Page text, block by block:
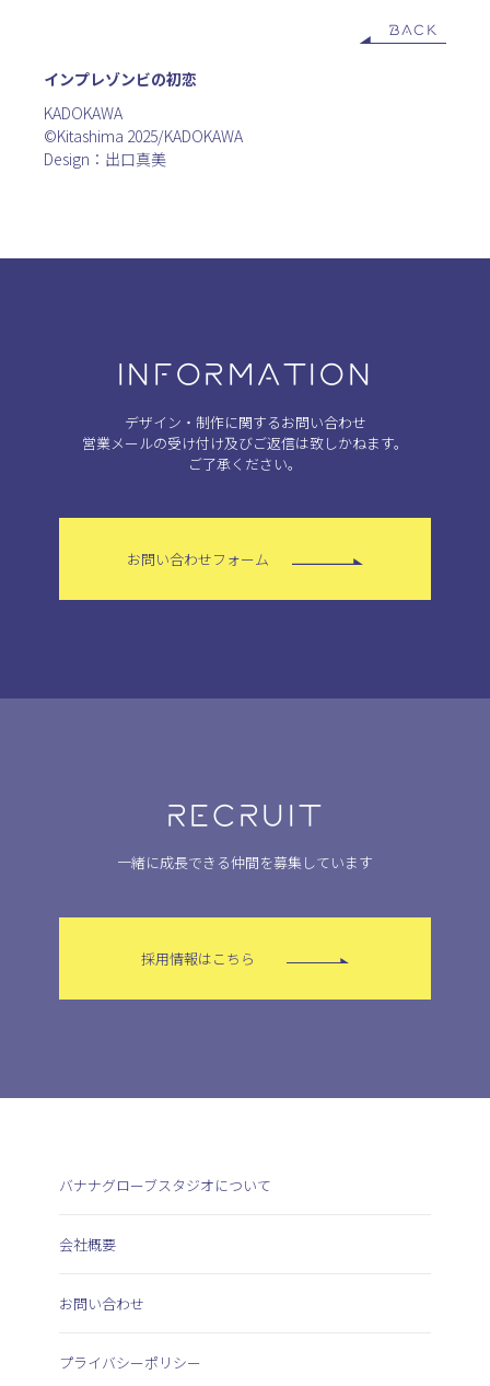
BACK
インプレゾンビの初恋
KADOKAWA
©Kitashima 2025/KADOKAWA
Design：出口真美
INFORMATION
デザイン・制作に関するお問い合わせ
営業メールの受け付け及びご返信は致しかねます。
ご了承ください。
お問い合わせフォーム
RECRUIT
一緒に成長できる仲間を募集しています
採用情報はこちら
バナナグローブスタジオについて
会社概要
お問い合わせ
プライバシーポリシー